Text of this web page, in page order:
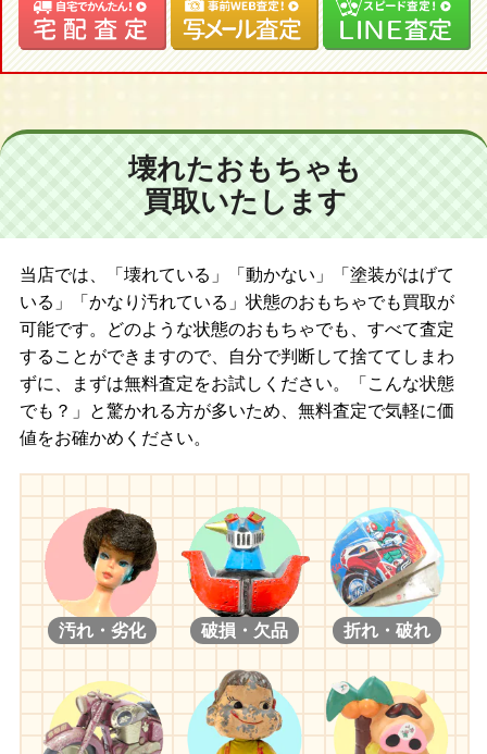
壊れたおもちゃも
買取いたします
当店では、「壊れている」「動かない」「塗装がはげて
いる」「かなり汚れている」状態のおもちゃでも買取が
可能です。どのような状態のおもちゃでも、すべて査定
することができますので、自分で判断して捨ててしまわ
ずに、まずは無料査定をお試しください。「こんな状態
でも？」と驚かれる方が多いため、無料査定で気軽に価
値をお確かめください。
汚れ・劣化 破損・欠品 折れ・破れ